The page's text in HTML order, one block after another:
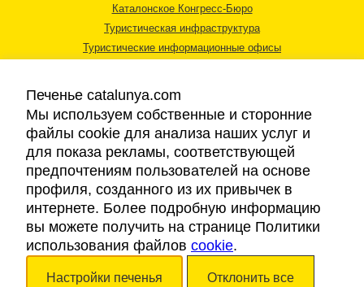
Каталонское Конгресс-Бюро
Туристическая инфраструктура
Туристические информационные офисы
Правовая информация
Cookies
Доступность
Авторские права © 2026. Каталонский Туристический Совет. Все права
Печенье catalunya.com
Мы используем собственные и сторонние
файлы cookie для анализа наших услуг и
для показа рекламы, соответствующей
предпочтениям пользователей на основе
профиля, созданного из их привычек в
интернете. Более подробную информацию
вы можете получить на странице Политики
использования файлов cookie.
Настройки печенья Отклонить все